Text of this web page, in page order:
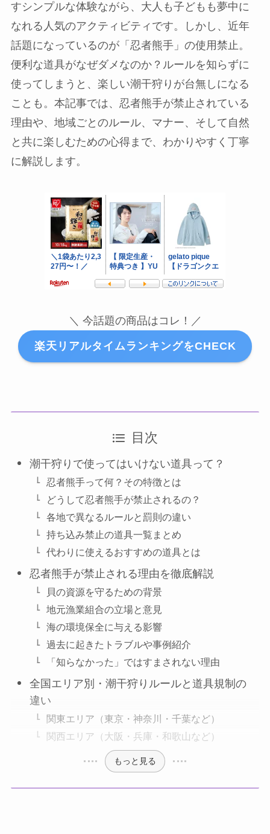
すシンプルな体験ながら、大人も子どもも夢中に
なれる人気のアクティビティです。しかし、近年
話題になっているのが「忍者熊手」の使用禁止。
便利な道具がなぜダメなのか？ルールを知らずに
使ってしまうと、楽しい潮干狩りが台無しになる
ことも。本記事では、忍者熊手が禁止されている
理由や、地域ごとのルール、マナー、そして自然
と共に楽しむための心得まで、わかりやすく丁寧
に解説します。
＼ 今話題の商品はコレ！／
楽天リアルタイムランキングをCHECK
目次
潮干狩りで使ってはいけない道具って？
忍者熊手って何？その特徴とは
どうして忍者熊手が禁止されるの？
各地で異なるルールと罰則の違い
持ち込み禁止の道具一覧まとめ
代わりに使えるおすすめの道具とは
忍者熊手が禁止される理由を徹底解説
貝の資源を守るための背景
地元漁業組合の立場と意見
海の環境保全に与える影響
過去に起きたトラブルや事例紹介
「知らなかった」ではすまされない理由
全国エリア別・潮干狩りルールと道具規制の
違い
関東エリア（東京・神奈川・千葉など）
関西エリア（大阪・兵庫・和歌山など）
もっと見る